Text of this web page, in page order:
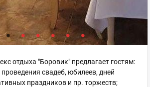
отдыха "Боровик" предлагает гостям:
свадеб, юбилеев, дней
праздников и пр. торжеств;